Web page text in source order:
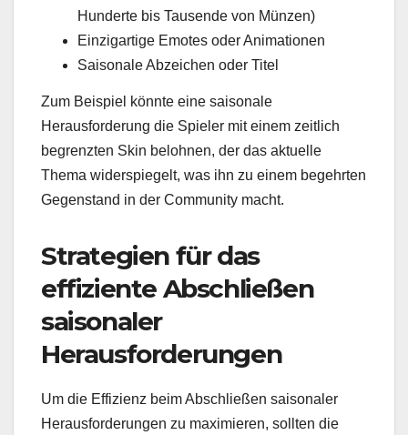
Hunderte bis Tausende von Münzen)
Einzigartige Emotes oder Animationen
Saisonale Abzeichen oder Titel
Zum Beispiel könnte eine saisonale
Herausforderung die Spieler mit einem zeitlich
begrenzten Skin belohnen, der das aktuelle
Thema widerspiegelt, was ihn zu einem begehrten
Gegenstand in der Community macht.
Strategien für das
effiziente Abschließen
saisonaler
Herausforderungen
Um die Effizienz beim Abschließen saisonaler
Herausforderungen zu maximieren, sollten die